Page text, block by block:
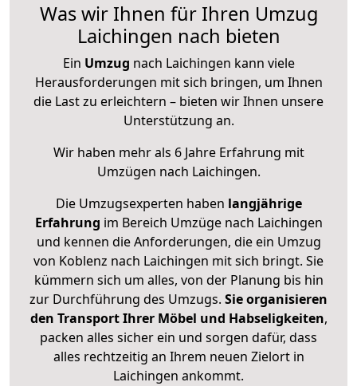
Was wir Ihnen für Ihren Umzug
Laichingen nach bieten
Ein Umzug nach Laichingen kann viele
Herausforderungen mit sich bringen, um Ihnen
die Last zu erleichtern – bieten wir Ihnen unsere
Unterstützung an.
Wir haben mehr als 6 Jahre Erfahrung mit
Umzügen nach Laichingen.
Die Umzugsexperten haben langjährige
Erfahrung im Bereich Umzüge nach Laichingen
und kennen die Anforderungen, die ein Umzug
von Koblenz nach Laichingen mit sich bringt. Sie
kümmern sich um alles, von der Planung bis hin
zur Durchführung des Umzugs. Sie organisieren
den Transport Ihrer Möbel und Habseligkeiten,
packen alles sicher ein und sorgen dafür, dass
alles rechtzeitig an Ihrem neuen Zielort in
Laichingen ankommt.